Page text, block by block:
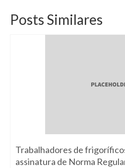
Posts Similares
Trabalhadores de
assinatura de Norma